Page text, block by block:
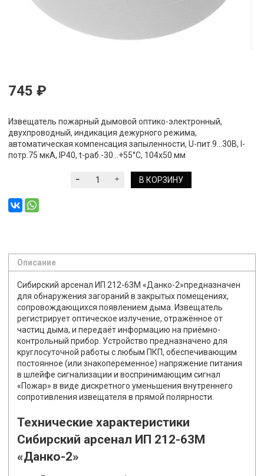
745 ₽
Извещатель пожарный дымовой оптико-электронный,
двухпроводный, индикация дежурного режима,
автоматическая компенсация запыленности, U-пит.9...30В, I-
потр.75 мкА, IP40, t-раб.-30...+55°С, 104х50 мм
В КОРЗИНУ
Описание
Сибирский арсенал ИП 212-63М «Данко-2»предназначен
для обнаружения загораний в закрытых помещениях,
сопровождающихся появлением дыма. Извещатель
регистрирует оптическое излучение, отражённое от
частиц дыма, и передаёт информацию на приёмно-
контрольный прибор. Устройство предназначено для
круглосуточной работы с любым ПКП, обеспечивающим
постоянное (или знакопеременное) напряжение питания
в шлейфе сигнализации и воспринимающим сигнал
«Пожар» в виде дискретного уменьшения внутреннего
сопротивления извещателя в прямой полярности.
Технические характеристики
Сибирский арсенал ИП 212-63М
«Данко-2»